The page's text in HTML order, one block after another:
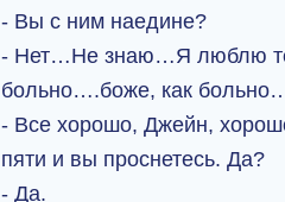
- Вы с ним наедине?
- Нет…Не знаю…Я люблю
больно….боже, как
- Все хорошо, Джейн,
пяти и вы проснетесь. Да?
- Да.